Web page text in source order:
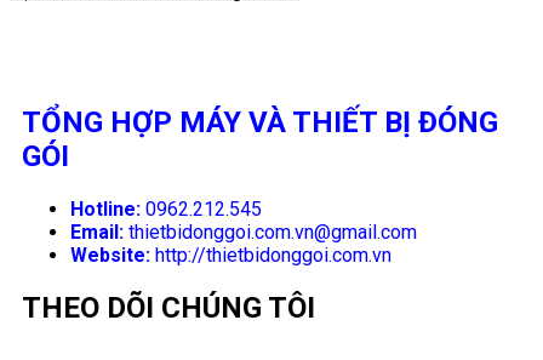
TỔNG HỢP MÁY VÀ THIẾT BỊ ĐÓNG
GÓI
Hotline: 0962.212.545
Email: thietbidonggoi.com.vn@gmail.com
Website: http://thietbidonggoi.com.vn
THEO DÕI CHÚNG TÔI